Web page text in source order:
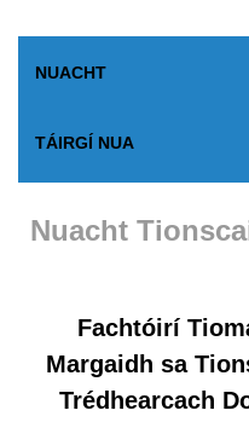
NUACHT
TÁIRGÍ NUA
Nuacht
Fachtóirí
Margaidh sa
Trédhearcach